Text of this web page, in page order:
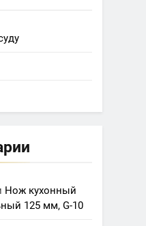
Нож кухонный
125 мм, G-10